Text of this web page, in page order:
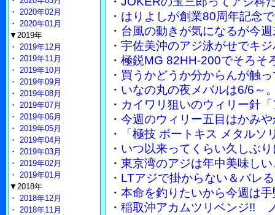
・ はりよしが創業80周年記念
・ 台風の動きが気になるが今
・ 宇佐美沖のアジ泳がせでキ
・ 極鋭MG 82HH-200でそろそ
・ 買うかどうか分からんが触
・ いなの丸の夜メバルは6/6～
・ カイワリ狙いのウィリー針
・ 今週のウィリー五目はかみ
・
「極技 ボートキス メタル
・ いつ以来ってくらい久しぶ
・ 東京湾のアジは年中美味し
・ LTアジで掛からない＆バレ
・ 本命を釣りたいから今週は
・ 稲取沖アカムツリベンジ!!
・ 2020年02月
・ 2020年01月
▼2019年
・ 2019年12月
・ 2019年11月
・ 2019年10月
・ 2019年09月
・ 2019年08月
・ 2019年07月
・ 2019年06月
・ 2019年05月
・ 2019年04月
・ 2019年03月
・ 2019年02月
・ 2019年01月
▼2018年
・ 2018年12月
・ 2018年11月